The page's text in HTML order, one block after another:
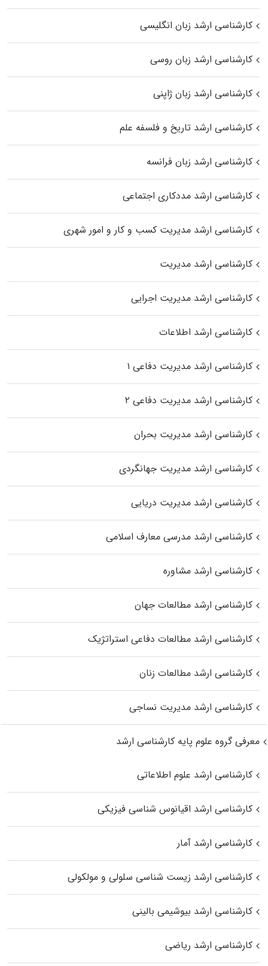
کارشناسی ارشد زبان انگلیسی
کارشناسی ارشد زبان روسی
کارشناسی ارشد زبان ژاپنی
کارشناسی ارشد تاریخ و فلسفه علم
کارشناسی ارشد زبان فرانسه
کارشناسی ارشد مددکاری اجتماعی
کارشناسی ارشد مدیریت کسب و کار و امور شهری
کارشناسی ارشد مدیریت
کارشناسی ارشد مدیریت اجرایی
کارشناسی ارشد اطلاعات
کارشناسی ارشد مدیریت دفاعی ۱
کارشناسی ارشد مدیریت دفاعی ۲
کارشناسی ارشد مدیریت بحران
کارشناسی ارشد مدیریت جهانگردی
کارشناسی ارشد مدیریت دریایی
کارشناسی ارشد مدرسی معارف اسلامی
کارشناسی ارشد مشاوره
کارشناسی ارشد مطالعات جهان
کارشناسی ارشد مطالعات دفاعی استراتژیک
کارشناسی ارشد مطالعات زنان
کارشناسی ارشد مدیریت نساجی
معرفی گروه علوم پایه کارشناسی ارشد
کارشناسی ارشد علوم اطلاعاتی
کارشناسی ارشد اقیانوس‌ شناسی فیزیکی
کارشناسی ارشد آمار
کارشناسی ارشد زیست شناسی سلولی و مولکولی
کارشناسی ارشد بیوشیمی بالینی
کارشناسی ارشد ریاضی